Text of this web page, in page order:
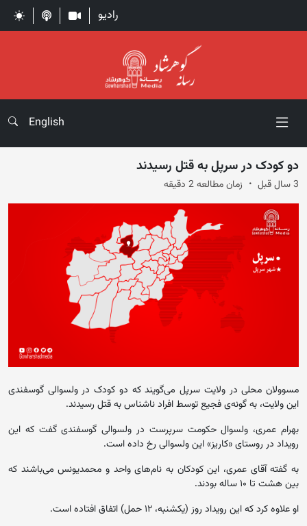
رادیو
English
دو کودک در سرپل به قتل رسیدند
3 سال قبل زمان مطالعه 2 دقیقه
مسوولان محلی در ولایت سرپل می‌گویند که دو کودک در ولسوالی گوسفندی
این ولایت، به گونه‌ی فجیع توسط افراد ناشناس به قتل رسیدند.
بهرام عمری، ولسوال حکومت سرپرست در ولسوالی گوسفندی گفت که این
رویداد در روستای «کاریز» این ولسوالی رخ داده است.
به گفته‌ آقای عمری، این کودکان به نام‌های واحد و محمدیونس می‌باشند که
بین هشت تا ۱۰ ساله بودند.
او علاوه کرد که این رویداد روز (یکشنبه، ۱۲ حمل) اتفاق افتاده است.